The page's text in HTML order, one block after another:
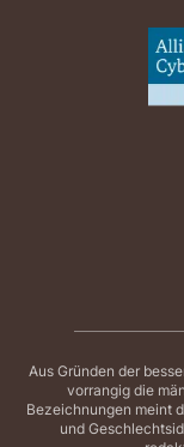
Aus Gründen der
vorrangig die
Bezeichnungen meint
und